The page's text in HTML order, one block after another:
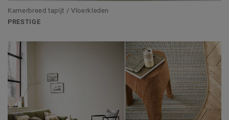
Kamerbreed tapijt / Vloerkleden
PRESTIGE